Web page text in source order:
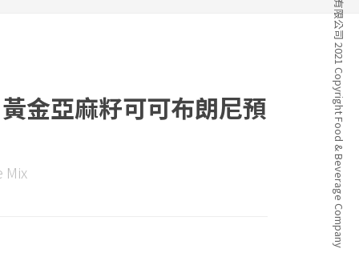
金亞麻籽可可布朗尼預
Mix 2021 廣紘國際有限公司 2021 Copyright Food & Beverage Company